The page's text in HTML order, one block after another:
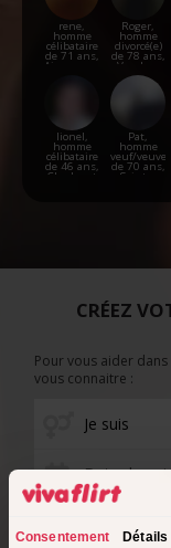
Consentement Détails
rene,
homme
célibataire
de 71 ans,
Aimargues
Roger,
homme
divorcé(e)
de 78 ans,
Vendres
lionel,
homme
célibataire
de 46 ans,
Chadenet
Pat,
homme
veuf/veuve
de 70 ans,
Sainte-
CRÉEZ
Pour vous aider
vous connaitre :
Date de